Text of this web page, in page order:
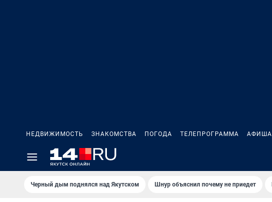
НЕДВИЖИМОСТЬ ЗНАКОМСТВА ПОГОДА ТЕЛЕПРОГРАММА АФИША
Черный дым поднялся над Якутском Шнур объяснил почему не приедет